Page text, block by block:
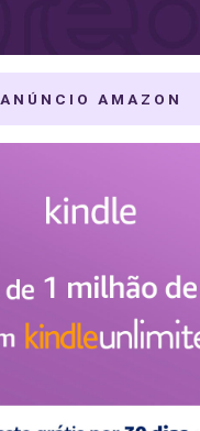
ANÚNCIO AMAZON